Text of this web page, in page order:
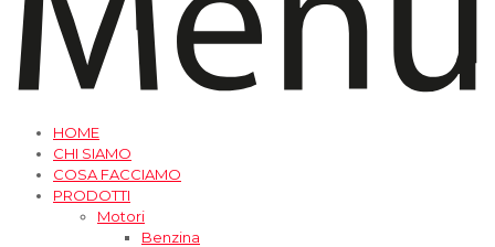
HOME
CHI SIAMO
COSA FACCIAMO
PRODOTTI
Motori
Benzina